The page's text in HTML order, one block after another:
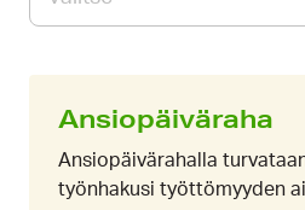
Ansiopäiväraha
Ansiopäivärahalla
työnhakusi työttömyyden